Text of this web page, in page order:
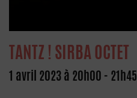
TANTZ ! SIRBA OCTET
1 avril 2023 à 20h00 - 21h45